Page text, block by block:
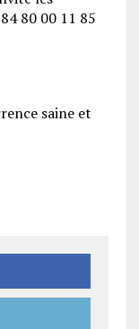
80 00 11 85
saine et